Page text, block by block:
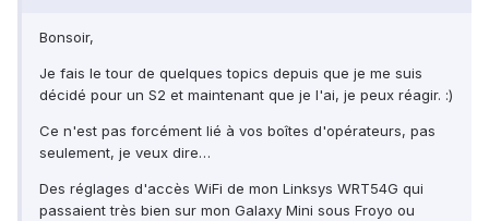
Bonsoir,
Je fais le tour de quelques topics depuis que je me suis
décidé pour un S2 et maintenant que je l'ai, je peux réagir. :)
Ce n'est pas forcément lié à vos boîtes d'opérateurs, pas
seulement, je veux dire…
Des réglages d'accès WiFi de mon Linksys WRT54G qui
passaient très bien sur mon Galaxy Mini sous Froyo ou